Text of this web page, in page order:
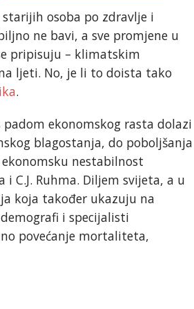
osoba po zdravlje i
ne bavi, a sve promjene u
pripisuju – klimatskim
ljeti. No, je li to doista tako
.
ekonomskog rasta dolazi
blagostanja, do poboljšanja
nestabilnost
C.J. Ruhma. Diljem svijeta, a u
koja također ukazuju na
i specijalisti
povećanje mortaliteta,